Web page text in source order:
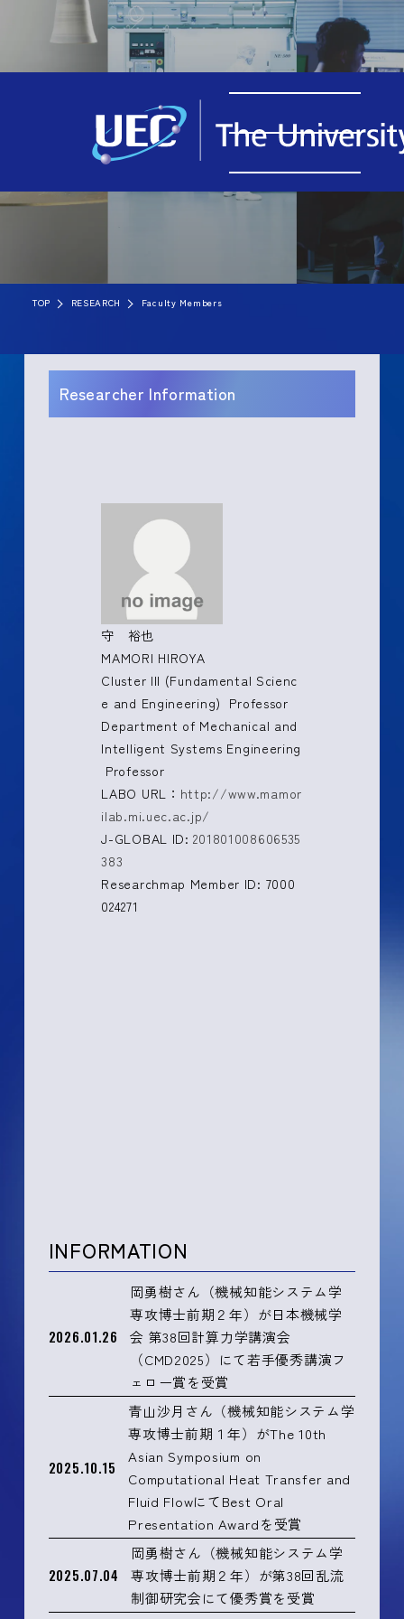
TOP RESEARCH Faculty Members
Researcher Information
守 裕也
MAMORI HIROYA
Cluster III (Fundamental Scienc
e and Engineering) Professor
Department of Mechanical and
Intelligent Systems Engineering
Professor
LABO URL： http://www.mamor
ilab.mi.uec.ac.jp/
J-GLOBAL ID:201801008606535
383
Researchmap Member ID: 7000
024271
INFORMATION
2026.01.26
岡勇樹さん（機械知能システム学
専攻博士前期２年）が日本機械学
会 第38回計算力学講演会
（CMD2025）にて若手優秀講演フ
ェロー賞を受賞
2025.10.15
青山沙月さん（機械知能システム学
専攻博士前期１年）がThe 10th
Asian Symposium on
Computational Heat Transfer and
Fluid FlowにてBest Oral
Presentation Awardを受賞
2025.07.04
岡勇樹さん（機械知能システム学
専攻博士前期２年）が第38回乱流
制御研究会にて優秀賞を受賞